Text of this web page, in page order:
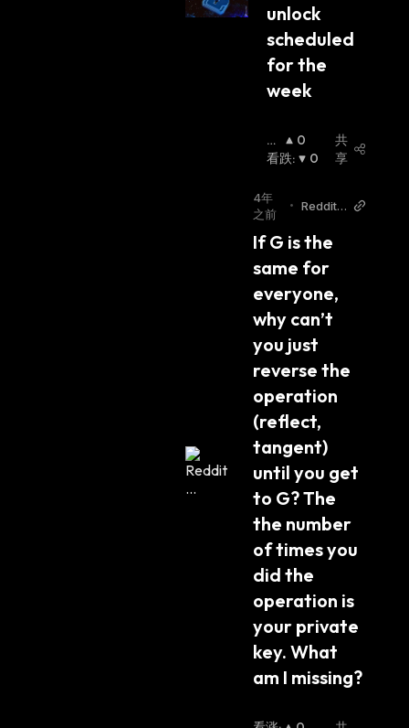
unlock
scheduled
for the
week
看
涨:
0
看跌: 0
共
享
4年
之前
• Reddit
n
If G is the
same for
everyone,
why can’t
you just
reverse the
operation
(reflect,
tangent)
until you get
to G? The
the number
of times you
did the
operation is
your private
key. What
am I missing?